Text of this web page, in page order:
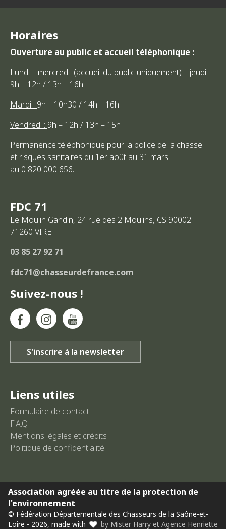
FDC 71
Le Moulin Gandin, 24 rue des 2 Moulins, CS 90002
71260 VIRE
03 85 27 92 71
fdc71@chasseurdefrance.com
Suivez-nous !
Horaires
Ouverture au public et accueil téléphonique :
Lundi – mercredi (accueil du public uniquement) – jeudi :
9h – 12h / 13h – 16h
Mardi : 9h – 10h30 / 14h – 16h
Vendredi : 9h – 12h / 13h – 15h
Permanence téléphonique pour la police de la chasse
et risques sanitaires du 1er août au 31 mars
au 0 820 000 656.
Liens utiles
Formulaire de contact
F.A.Q.
Mentions légales et crédits
Politique de confidentialité
Association agréée au titre de la protection de
l'environnement
© Fédération Départementale des Chasseurs de la Saône-et-
Loire - 2026, made with
by Mister Harry et Agence Henriette